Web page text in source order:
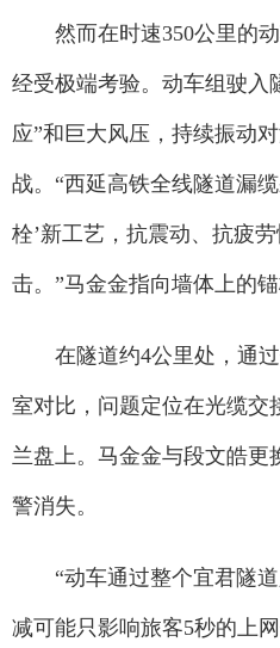
然而在时速350公里的动
经受极端考验。动车组驶入
应”和巨大风压，持续振动
战。“西延高铁全线隧道漏
栓’新工艺，抗震动、抗疲
击。”马金金指向墙体上的锚
在隧道约4公里处，通过
室对比，问题定位在光缆交
兰盘上。马金金与段文皓更
警消失。
“动车通过整个宜君隧道
减可能只影响旅客5秒的上